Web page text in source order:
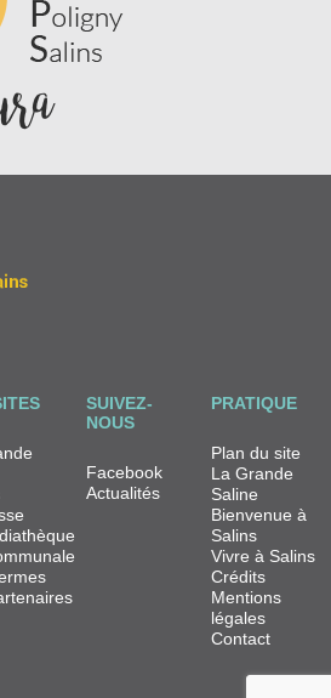
SUIVEZ-
NOUS
Facebook
Actualités
PRATIQUE
Plan du site
La Grande
Saline
Bienvenue à
Salins
Vivre à Salins
Crédits
Mentions
légales
Contact